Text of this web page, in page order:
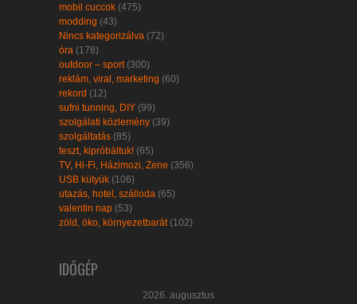
mobil cuccok (475)
modding (43)
Nincs kategorizálva (72)
óra (178)
outdoor – sport (300)
reklám, viral, marketing (60)
rekord (12)
sufni tunning, DIY (99)
szolgálati közlemény (39)
szolgáltatás (85)
teszt, kipróbáltuk! (65)
TV, Hi-Fi, Házimozi, Zene (356)
USB kütyük (106)
utazás, hotel, szálloda (65)
valentin nap (53)
zöld, öko, környezetbarát (102)
IDŐGÉP
2026. augusztus